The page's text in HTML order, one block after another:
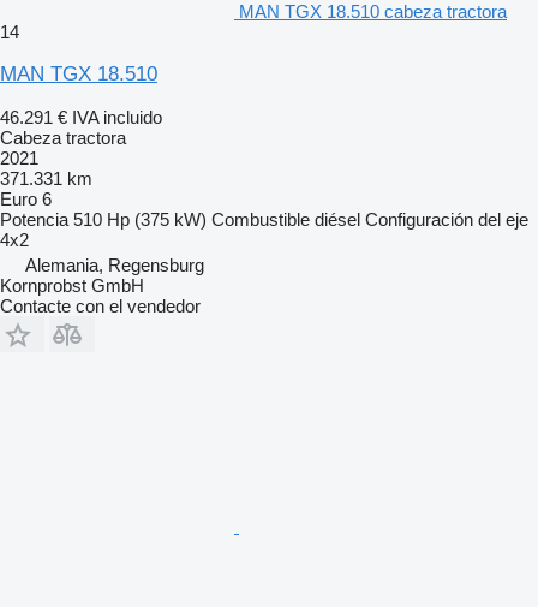
MAN TGX 18.510 cabeza tractora
14
MAN TGX 18.510
46.291 € IVA incluido
Cabeza tractora
2021
371.331 km
Euro 6
Potencia 510 Hp (375 kW) Combustible diésel Configuración del eje
4x2
Alemania, Regensburg
Kornprobst GmbH
Contacte con el vendedor